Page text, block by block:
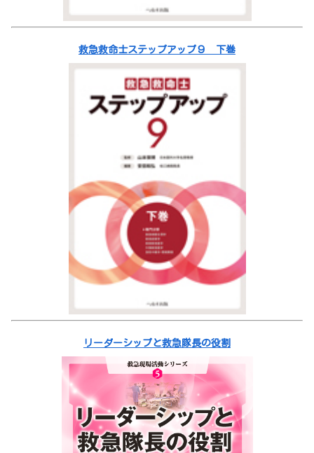
救急救命士ステップアップ９ 下巻
リーダーシップと救急隊長の役割